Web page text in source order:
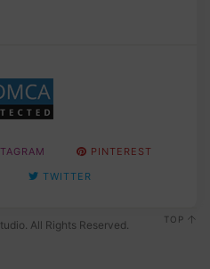
PINTEREST
TWITTER
All Rights Reserved. TOP